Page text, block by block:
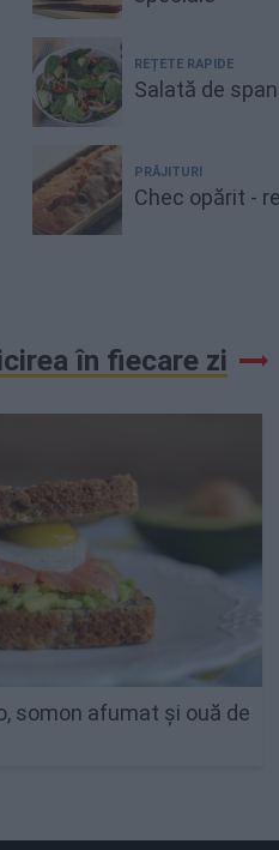
REȚETE RAPIDE
Salată de
PRĂJITURI
Chec opărit -
în fiecare zi
somon afumat și ouă de